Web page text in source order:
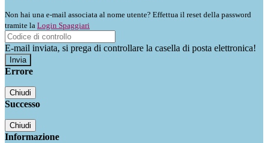
Non hai una e-mail associata al nome utente? Effettua il reset della password
tramite la Login Spaggiari
E-mail inviata, si prega di controllare la casella di posta elettronica!
Errore
Chiudi
Successo
Chiudi
Informazione